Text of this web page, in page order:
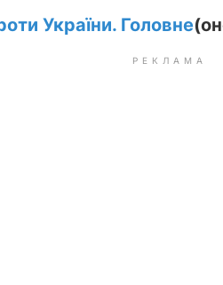
України. Головне
РЕКЛАМА